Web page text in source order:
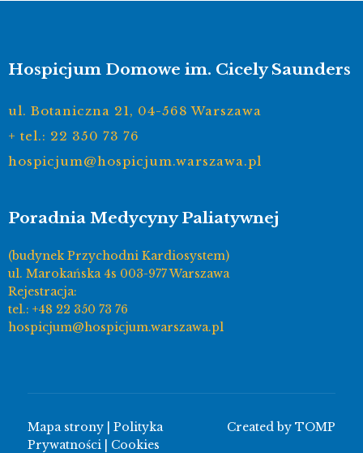
Hospicjum Domowe im. Cicely Saunders
ul. Botaniczna 21, 04-568 Warszawa
+ tel.: 22 350 73 76
hospicjum@hospicjum.warszawa.pl
Poradnia Medycyny Paliatywnej
(budynek Przychodni Kardiosystem)
ul. Marokańska 4s 003-977 Warszawa
Rejestracja:
tel.: +48 22 350 73 76
hospicjum@hospicjum.warszawa.pl
Mapa strony |Polityka
Prywatności
Cookies
Created by TOMP